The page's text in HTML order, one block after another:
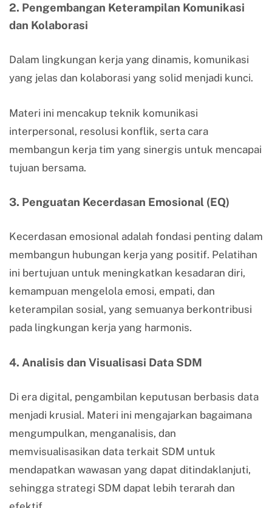
2. Pengembangan Keterampilan Komunikasi
dan Kolaborasi
Dalam lingkungan kerja yang dinamis, komunikasi
yang jelas dan kolaborasi yang solid menjadi kunci.
Materi ini mencakup teknik komunikasi
interpersonal, resolusi konflik, serta cara
membangun kerja tim yang sinergis untuk mencapai
tujuan bersama.
3. Penguatan Kecerdasan Emosional (EQ)
Kecerdasan emosional adalah fondasi penting dalam
membangun hubungan kerja yang positif. Pelatihan
ini bertujuan untuk meningkatkan kesadaran diri,
kemampuan mengelola emosi, empati, dan
keterampilan sosial, yang semuanya berkontribusi
pada lingkungan kerja yang harmonis.
4. Analisis dan Visualisasi Data SDM
Di era digital, pengambilan keputusan berbasis data
menjadi krusial. Materi ini mengajarkan bagaimana
mengumpulkan, menganalisis, dan
memvisualisasikan data terkait SDM untuk
mendapatkan wawasan yang dapat ditindaklanjuti,
sehingga strategi SDM dapat lebih terarah dan